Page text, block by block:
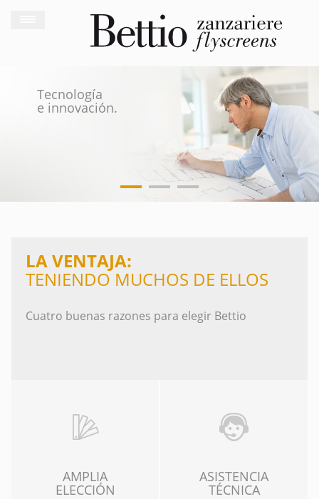
Tecnología
e innovación.
LA VENTAJA:
TENIENDO MUCHOS DE ELLOS
Cuatro buenas razones para elegir Bettio
AMPLIA
ELECCIÓN
ASISTENCIA
TÉCNICA